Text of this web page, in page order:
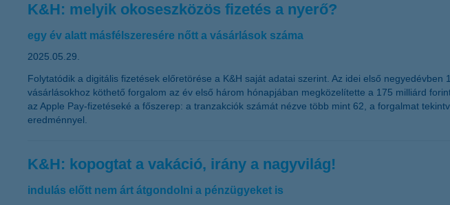
K&H: melyik okoseszközös fizetés a nyerő?
egy év alatt másfélszeresére nőtt a vásárlások száma
2025.05.29.
Folytatódik a digitális fizetések előretörése a K&H saját adatai szerint. Az idei első
vásárlásokhoz köthető forgalom az év első három hónapjában megközelítette a 175 milliárd
az Apple Pay-fizetéseké a főszerep: a tranzakciók számát nézve több mint 62, a forgalmat
eredménnyel.
K&H: kopogtat a vakáció, irány a nagyvilág!
indulás előtt nem árt átgondolni a pénzügyeket is